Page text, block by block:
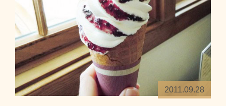
2011.09.28